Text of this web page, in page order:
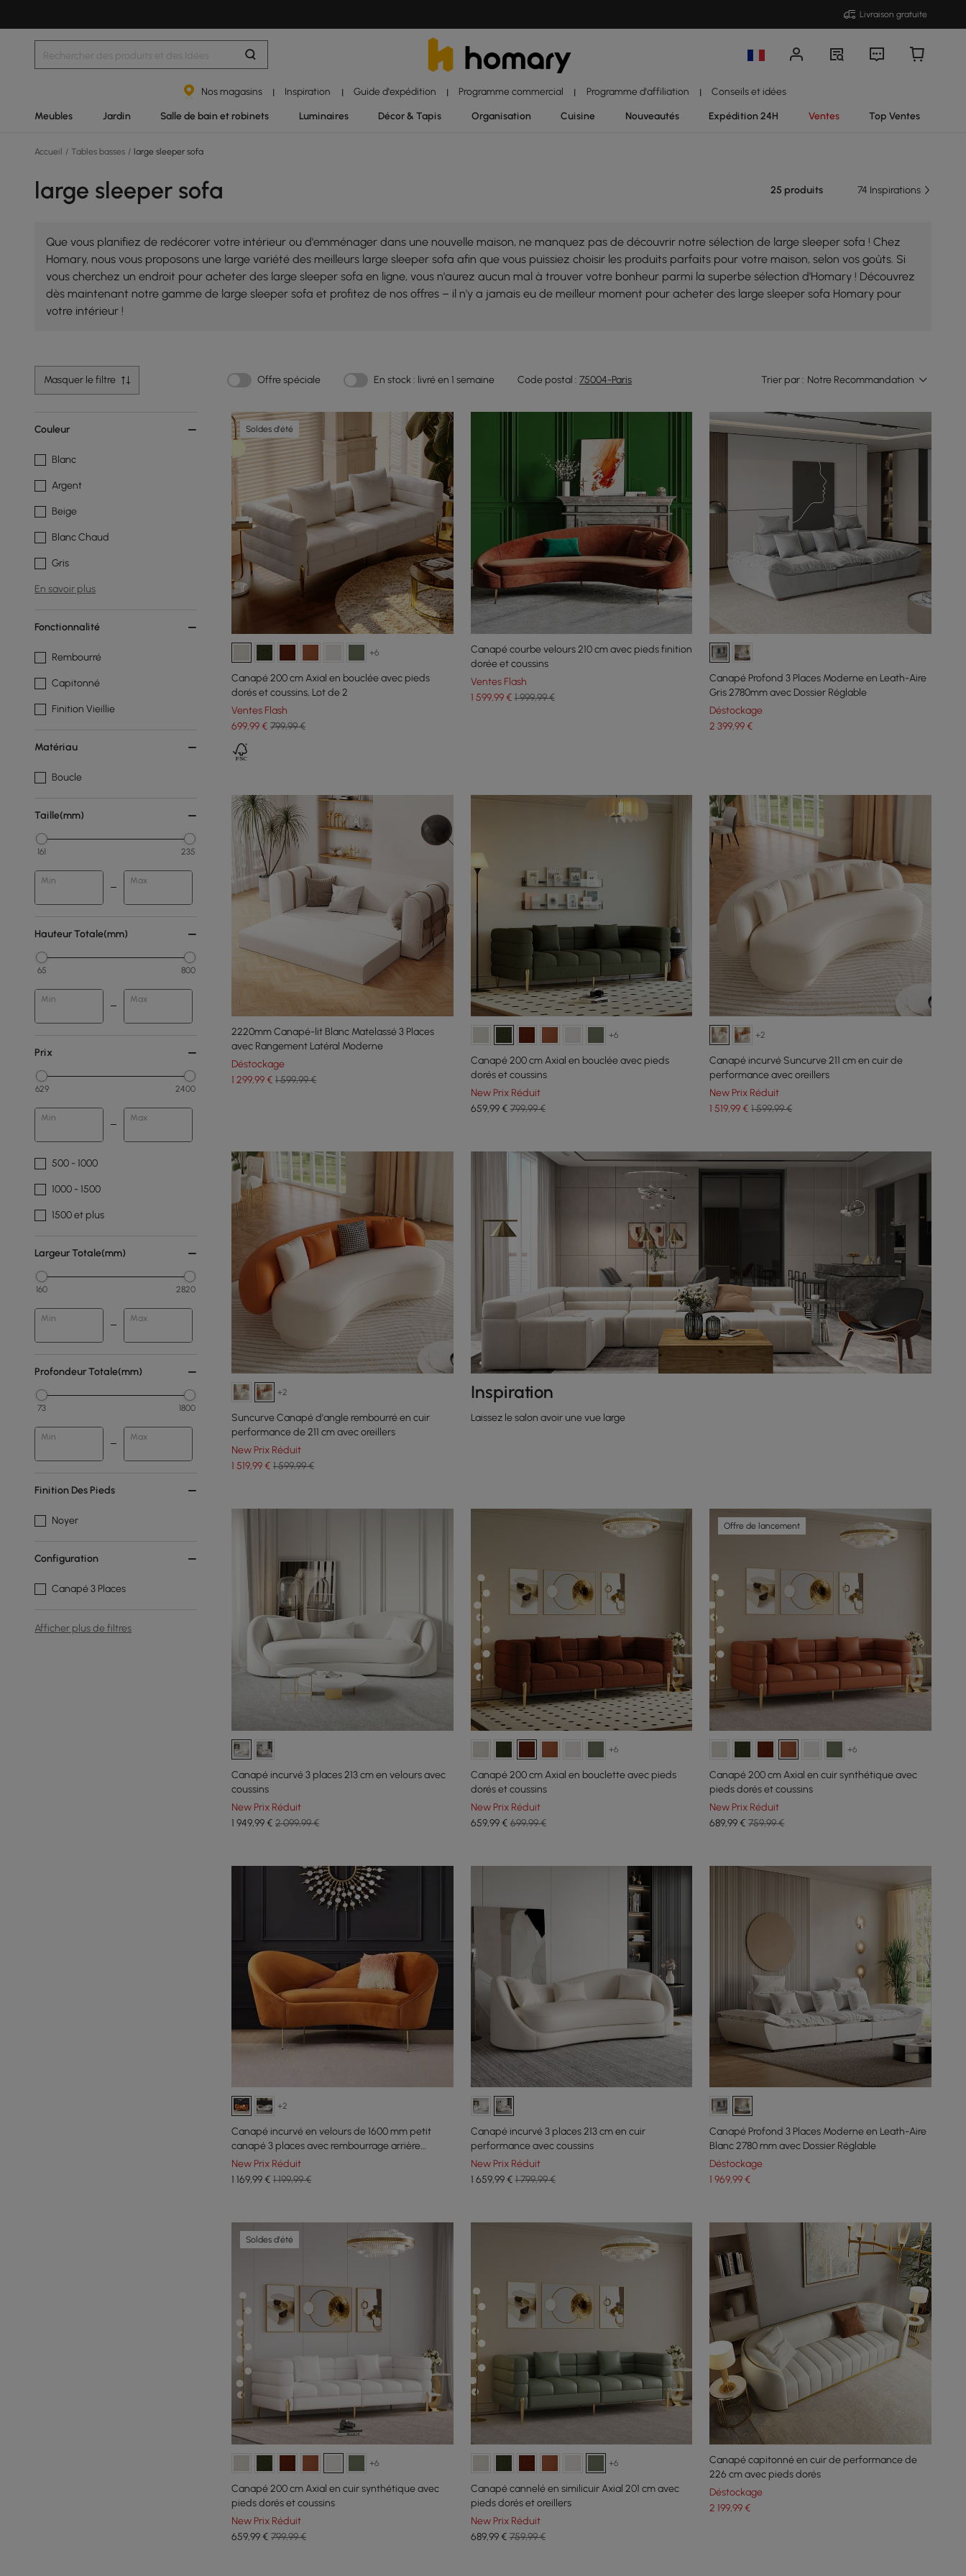
Livraison gratuite
Nos magasins | Inspiration | Guide d'expédition | Programme commercial | Programme d'affiliation | Conseils et idées
Meubles Jardin Salle de bain et robinets Luminaires Décor & Tapis Organisation Cuisine Nouveautés Expédition 24H Ventes Top Ventes
Accueil / Tables basses / large sleeper sofa
large sleeper sofa 25 produits 74 Inspirations
Que vous planifiez de redécorer votre intérieur ou d'emménager dans une nouvelle maison, ne manquez pas de découvrir notre sélection de large sleeper sofa ! Chez
Homary, nous vous proposons une large variété des meilleurs large sleeper sofa afin que vous puissiez choisir les produits parfaits pour votre maison, selon vos goûts. Si
vous cherchez un endroit pour acheter des large sleeper sofa en ligne, vous n'aurez aucun mal à trouver votre bonheur parmi la superbe sélection d'Homary ! Découvrez
dès maintenant notre gamme de large sleeper sofa et profitez de nos offres – il n'y a jamais eu de meilleur moment pour acheter des large sleeper sofa Homary pour
votre intérieur !
Masquer le filtre Offre spéciale En stock : livré en 1 semaine Code postal : 75004-Paris Trier par : Notre Recommandation
Couleur
Blanc
Argent
Beige
Blanc Chaud
Gris
En savoir plus
Fonctionnalité
Rembourré
Capitonné
Finition Vieillie
Matériau
Boucle
Taille(mm)
161 235
Min Max
Hauteur Totale(mm)
65 800
Min Max
Prix
629 2400
Min Max
500 - 1000
1000 - 1500
1500 et plus
Largeur Totale(mm)
160 2820
Min Max
Profondeur Totale(mm)
73 1800
Min Max
Finition Des Pieds
Noyer
Configuration
Canapé 3 Places
Afficher plus de filtres
Soldes d'été
+6
Canapé 200 cm Axial en bouclée avec pieds
dorés et coussins, Lot de 2
Ventes Flash
699,99€ 799,99 €
Canapé courbe velours 210 cm avec pieds finition
dorée et coussins
Ventes Flash
1 599,99€ 1 999,99 €
Canapé Profond 3 Places Moderne en Leath-Aire
Gris 2780mm avec Dossier Réglable
Déstockage
2 399,99€
2220mm Canapé-lit Blanc Matelassé 3 Places
avec Rangement Latéral Moderne
Déstockage
1 299,99€ 1 599,99 €
+6
Canapé 200 cm Axial en bouclée avec pieds
dorés et coussins
New Prix Réduit
659,99€ 799,99 €
+2
Canapé incurvé Suncurve 211 cm en cuir de
performance avec oreillers
New Prix Réduit
1 519,99€ 1 599,99 €
+2
Suncurve Canapé d'angle rembourré en cuir
performance de 211 cm avec oreillers
New Prix Réduit
1 519,99€ 1 599,99 €
Inspiration
Laissez le salon avoir une vue large
Canapé incurvé 3 places 213 cm en velours avec
coussins
New Prix Réduit
1 949,99€ 2 099,99 €
+6
Canapé 200 cm Axial en bouclette avec pieds
dorés et coussins
New Prix Réduit
659,99€ 699,99 €
Offre de lancement
+6
Canapé 200 cm Axial en cuir synthétique avec
pieds dorés et coussins
New Prix Réduit
689,99€ 759,99 €
+2
Canapé incurvé en velours de 1600 mm petit
canapé 3 places avec rembourrage arrière
incurvé en orange
New Prix Réduit
1 169,99€ 1 199,99 €
Canapé incurvé 3 places 213 cm en cuir
performance avec coussins
New Prix Réduit
1 659,99€ 1 799,99 €
Canapé Profond 3 Places Moderne en Leath-Aire
Blanc 2780 mm avec Dossier Réglable
Déstockage
1 969,99€
Soldes d'été
+6
Canapé 200 cm Axial en cuir synthétique avec
pieds dorés et coussins
New Prix Réduit
659,99€ 799,99 €
+6
Canapé cannelé en similicuir Axial 201 cm avec
pieds dorés et oreillers
New Prix Réduit
689,99€ 759,99 €
Canapé capitonné en cuir de performance de
226 cm avec pieds dorés
Déstockage
2 199,99€